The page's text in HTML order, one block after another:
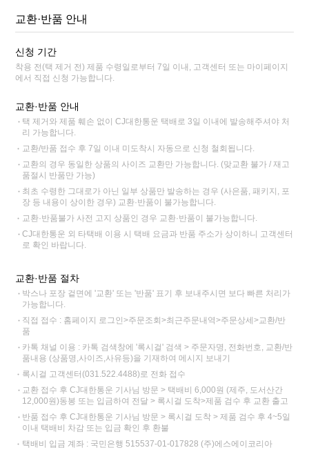
교환·반품 안내
신청 기간
착용 전(택 제거 전) 제품 수령일로부터 7일 이내, 고객센터 또는 마이페이지
에서 직접 신청 가능합니다.
교환·반품 안내
택 제거와 제품 훼손 없이 CJ대한통운 택배로 3일 이내에 발송해주셔야 처
리 가능합니다.
교환/반품 접수 후 7일 이내 미도착시 자동으로 신청 철회됩니다.
교환의 경우 동일한 상품의 사이즈 교환만 가능합니다. (맞교환 불가 / 재고
품절시 반품만 가능)
최초 수령한 그대로가 아닌 일부 상품만 발송하는 경우 (사은품, 패키지, 포
장 등 내용이 상이한 경우) 교환·반품이 불가능합니다.
교환·반품불가 사전 고지 상품인 경우 교환·반품이 불가능합니다.
CJ대한통운 외 타택배 이용 시 택배 요금과 반품 주소가 상이하니 고객센터
로 확인 바랍니다.
교환·반품 절차
박스나 포장 겉면에 '교환' 또는 '반품' 표기 후 보내주시면 보다 빠른 처리가
가능합니다.
직접 접수 : 홈페이지 로그인>주문조회>최근주문내역>주문상세>교환/반
품
카톡 채널 이용 : 카톡 검색창에 '록시걸' 검색 > 주문자명, 전화번호, 교환/반
품내용 (상품명,사이즈,사유등)을 기재하여 메시지 보내기
록시걸 고객센터(031.522.4488)로 전화 접수
교환 접수 후 CJ대한통운 기사님 방문 > 택배비 6,000원 (제주, 도서산간
12,000원)동봉 또는 입금하여 전달 > 록시걸 도착>제품 검수 후 교환 출고
반품 접수 후 CJ대한통운 기사님 방문 > 록시걸 도착 > 제품 검수 후 4~5일
이내 택배비 차감 또는 입금 확인 후 환불
택배비 입금 계좌 : 국민은행 515537-01-017828 (주)에스에이코리아